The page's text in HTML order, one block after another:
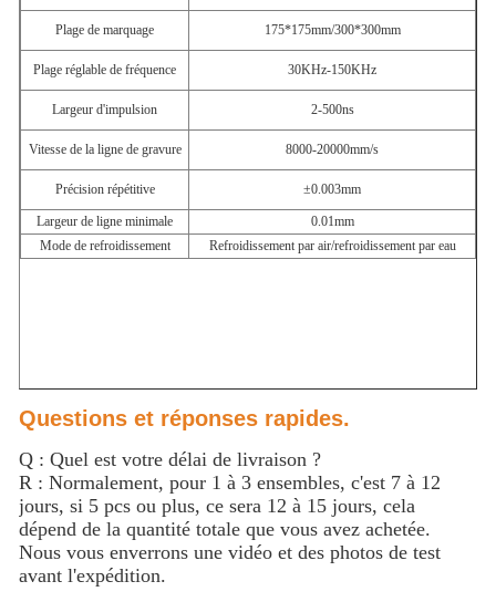
Plage de marquage 175*175mm/300*300mm
Plage réglable de fréquence 30KHz-150KHz
Largeur d'impulsion 2-500ns
Vitesse de la ligne de gravure 8000-20000mm/s
Précision répétitive ±0.003mm
Largeur de ligne minimale
0.01mm
Mode de refroidissement
Refroidissement par air/refroidissement par eau
Questions et réponses rapides.
Q : Quel est votre délai de livraison ?
R : Normalement, pour 1 à 3 ensembles, c'est 7 à 12
jours, si 5 pcs ou plus, ce sera 12 à 15 jours, cela
dépend de la quantité totale que vous avez achetée.
Nous vous enverrons une vidéo et des photos de test
avant l'expédition.